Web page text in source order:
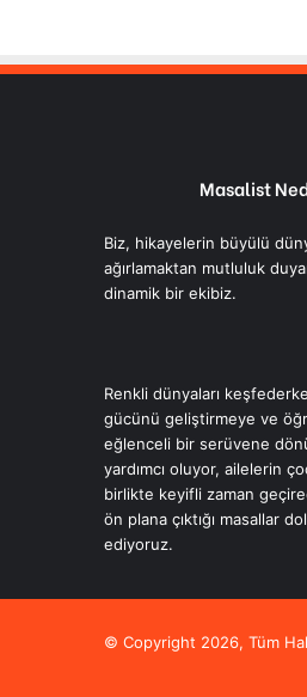
Masalist
Biz, hikayelerin büyülü
ağırlamaktan mutluluk
dinamik bir ekibiz.
Renkli dünyaları
gücünü geliştirmeye ve
eğlenceli bir serüvene
yardımcı oluyor, ailelerin
birlikte keyifli zaman
ön plana çıktığı masallar
ediyoruz.
© Copyright 2026, Tüm